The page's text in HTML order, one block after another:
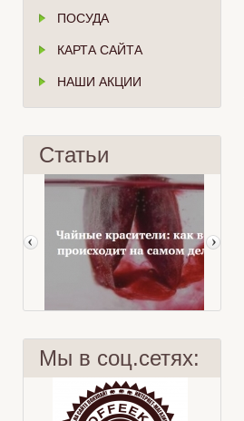
ПОСУДА
КАРТА САЙТА
НАШИ АКЦИИ
Статьи
Мы в соц.сетях: